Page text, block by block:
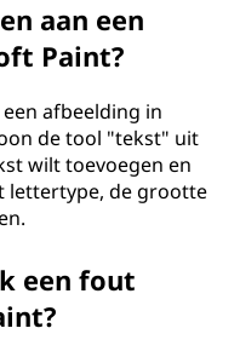
aan een
Paint?
afbeelding in
de tool "tekst" uit
wilt toevoegen en
lettertype, de grootte
een fout